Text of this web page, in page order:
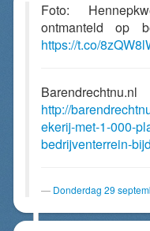
Foto:
ontmanteld op
https://t.co/
Barendrechtnu.nl
http://
ekerij-met-1-000-
bedrijventerrein-
Donderdag 29